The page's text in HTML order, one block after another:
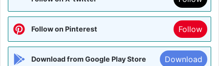
Follow on Pinterest Follow
Download from Google Play Store Download